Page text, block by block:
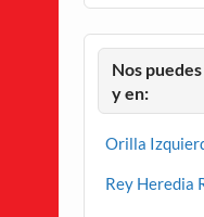
Nos
y en:
Orilla
Rey Heredia